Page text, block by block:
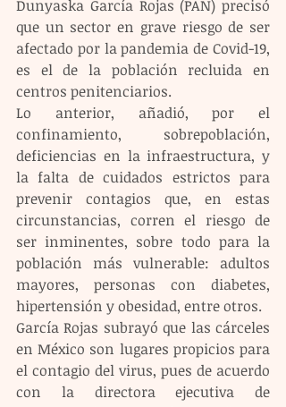
Dunyaska García Rojas (PAN) precisó
que un sector en grave riesgo de ser
afectado por la pandemia de Covid-19,
es el de la población recluida en
centros penitenciarios.
Lo anterior, añadió, por el
confinamiento, sobrepoblación,
deficiencias en la infraestructura, y
la falta de cuidados estrictos para
prevenir contagios que, en estas
circunstancias, corren el riesgo de
ser inminentes, sobre todo para la
población más vulnerable: adultos
mayores, personas con diabetes,
hipertensión y obesidad, entre otros.
García Rojas subrayó que las cárceles
en México son lugares propicios para
el contagio del virus, pues de acuerdo
con la directora ejecutiva de